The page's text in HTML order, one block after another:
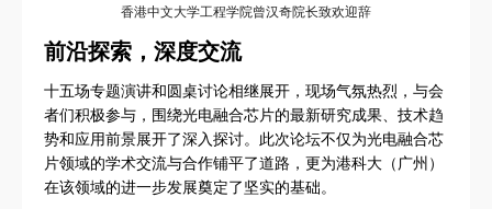
香港中文大学工程学院曾汉奇院长致欢迎辞
前沿探索，深度交流
十五场专题演讲和圆桌讨论相继展开，现场气氛热烈，与会
者们积极参与，围绕光电融合芯片的最新研究成果、技术趋
势和应用前景展开了深入探讨。此次论坛不仅为光电融合芯
片领域的学术交流与合作铺平了道路，更为港科大（广州）
在该领域的进一步发展奠定了坚实的基础。